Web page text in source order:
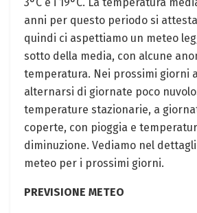
anni per questo periodo si
quindi ci aspettiamo un meteo
sotto della media, con alcune
temperatura. Nei prossimi giorni
alternarsi di giornate poco
temperature stazionarie, a
coperte, con pioggia e
diminuzione. Vediamo nel
meteo per i prossimi giorni.
PREVISIONE METEO